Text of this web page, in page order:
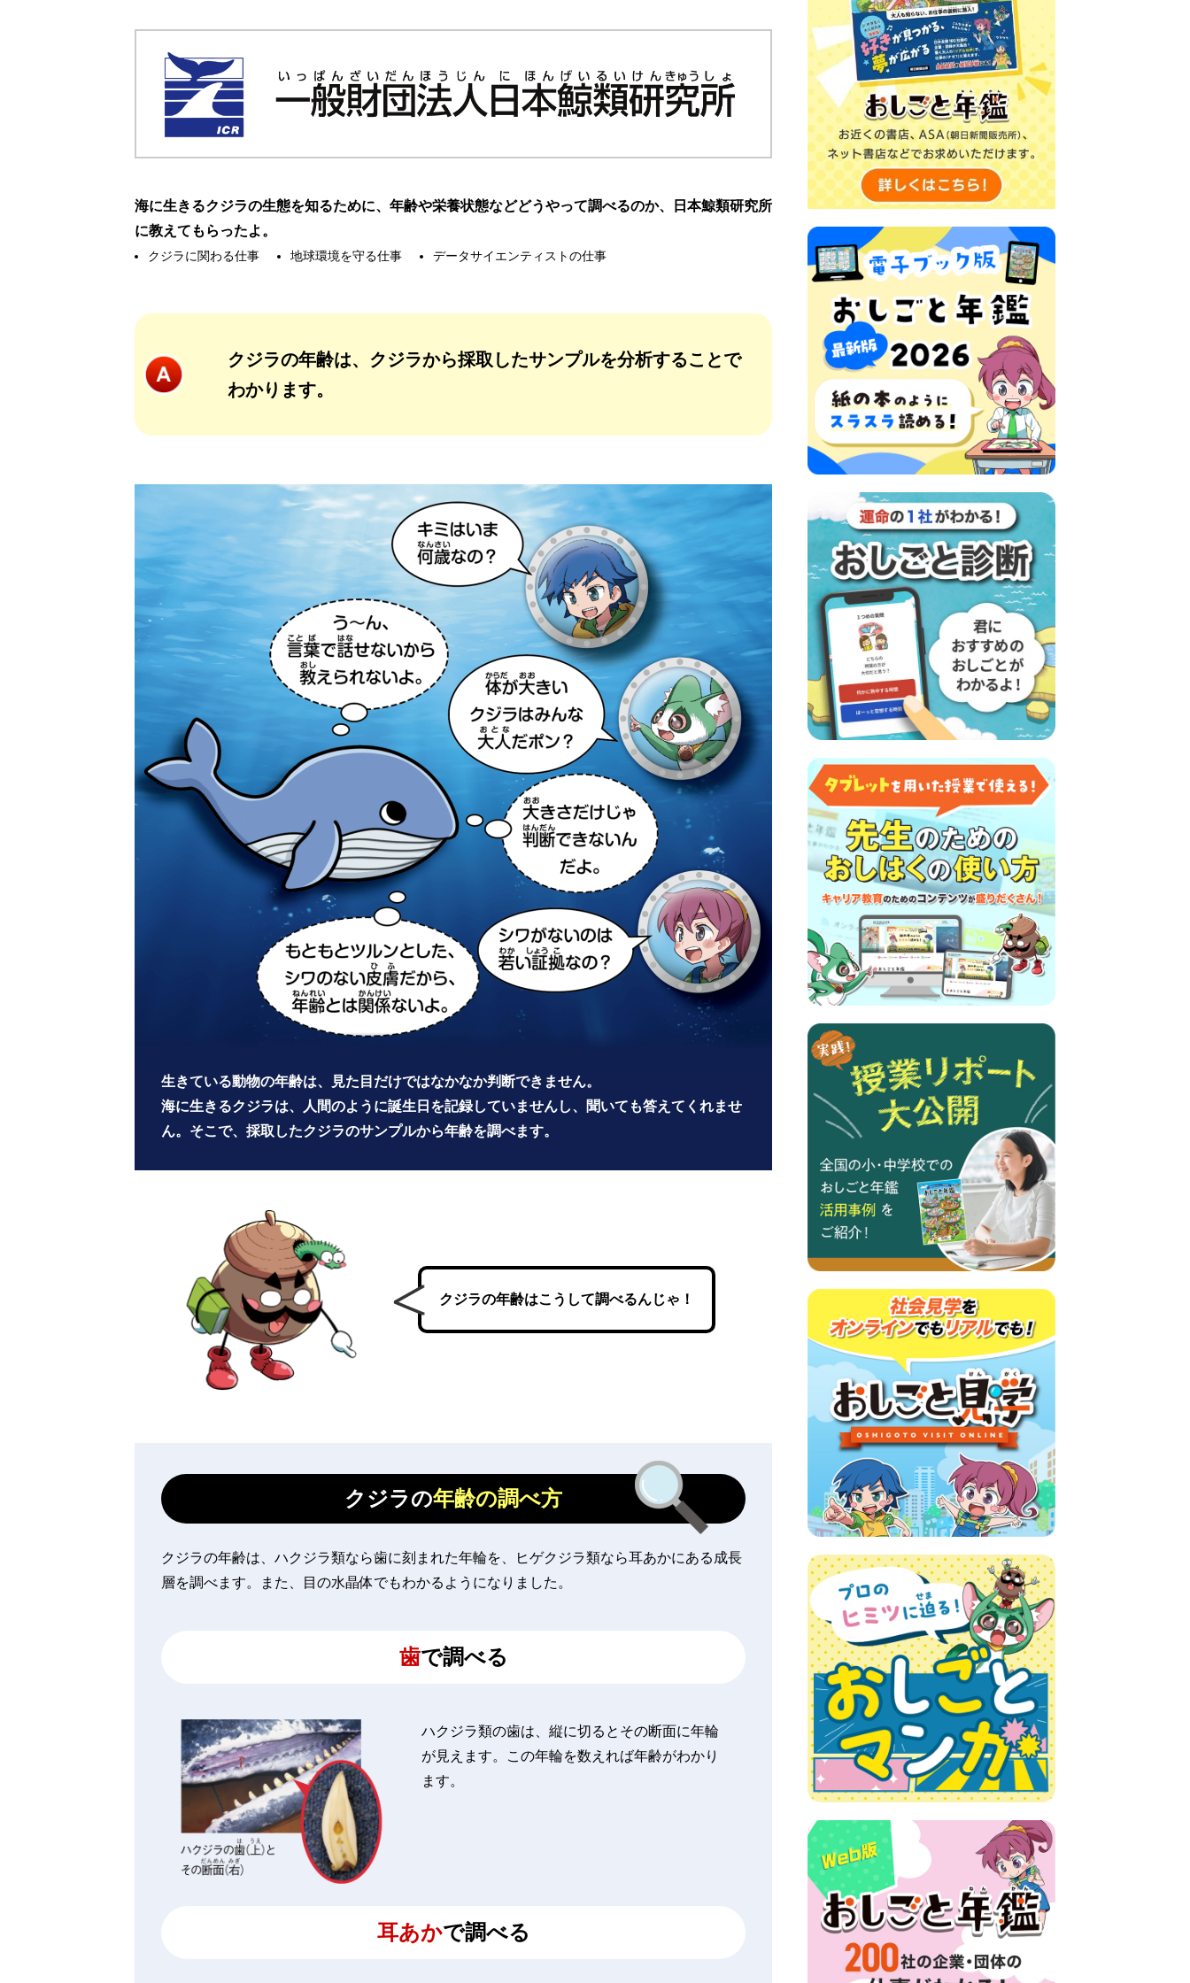
海に生きるクジラの生態を知るために、年齢や栄養状態などどうやって調べるのか、日本鯨類研究所
に教えてもらったよ。
クジラに関わる仕事 地球環境を守る仕事 データサイエンティストの仕事
クジラの年齢は、クジラから採取したサンプルを分析することで
わかります。
生きている動物の年齢は、見た目だけではなかなか判断できません。
海に生きるクジラは、人間のように誕生日を記録していませんし、聞いても答えてくれませ
ん。そこで、採取したクジラのサンプルから年齢を調べます。
クジラの年齢はこうして調べるんじゃ！
クジラの年齢の調べ方
クジラの年齢は、ハクジラ類なら歯に刻まれた年輪を、ヒゲクジラ類なら耳あかにある成長
層を調べます。また、目の水晶体でもわかるようになりました。
歯で調べる
ハクジラ類の歯は、縦に切るとその断面に年輪
が見えます。この年輪を数えれば年齢がわかり
ます。
耳あかで調べる